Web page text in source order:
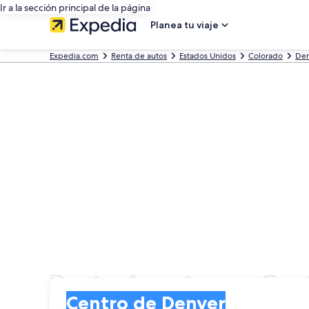
Ir a la sección principal de la página
Planea tu viaje
Expedia.com Renta de autos Estados Unidos Colorado
Renta de autos en
Centro de Denver